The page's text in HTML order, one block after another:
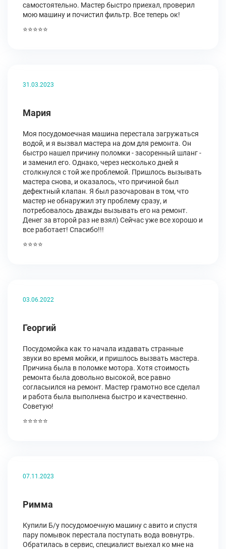
самостоятельно. Мастер быстро приехал, проверил
мою машину и почистил фильтр. Все теперь ок!
⭐⭐⭐⭐⭐
31.03.2023
Мария
Моя посудомоечная машина перестала загружаться
водой, и я вызвал мастера на дом для ремонта. Он
быстро нашел причину поломки - засоренный шланг -
и заменил его. Однако, через несколько дней я
столкнулся с той же проблемой. Пришлось вызывать
мастера снова, и оказалось, что причиной был
дефектный клапан. Я был разочарован в том, что
мастер не обнаружил эту проблему сразу, и
потребовалось дважды вызывать его на ремонт.
Денег за второй раз не взял) Сейчас уже все хорошо и
все работает! Спасибо!!!
⭐⭐⭐⭐
03.06.2022
Георгий
Посудомойка как то начала издавать странные
звуки во время мойки, и пришлось вызвать мастера.
Причина была в поломке мотора. Хотя стоимость
ремонта была довольно высокой, все равно
согласыился на ремонт. Мастер грамотно все сделал
и работа была выполнена быстро и качественно.
Советую!
⭐⭐⭐⭐⭐
07.11.2023
Римма
Купили Б/у посудомоечную машину с авито и спустя
пару помывок перестала поступать вода вовнутрь.
Обратилась в сервис, специалист выехал ко мне на